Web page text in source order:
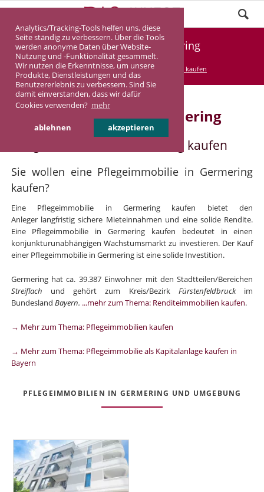
Analytics/Tracking-Tools helfen uns, diese
Seite ständig zu verbessern. Über die Tools
werden anonyme Daten über Website-
Nutzung und -Funktionalität gesammelt.
Wir nutzen die Erkenntnisse, um unsere
Produkte, Dienstleistungen und das
Benutzererlebnis zu verbessern. Sind Sie
damit einverstanden, dass wir dafür
Cookies verwenden? mehr
ablehnen akzeptieren
Pflegeimmobilie Germering
DASINVEST Service Pflegeimmobilie kaufen
Pflegeimmobilie in Germering
Pflegeimmobilie in Germering kaufen
Sie wollen eine Pflegeimmobilie in Germering
kaufen?
Eine Pflegeimmobilie in Germering kaufen bietet den
Anleger langfristig sichere Mieteinnahmen und eine solide Rendite.
Eine Pflegeimmobilie in Germering kaufen bedeutet in einen
konjunkturunabhängigen Wachstumsmarkt zu investieren. Der Kauf
einer Pflegeimmobilie in Germering ist eine solide Investition.
Germering hat ca. 39.387 Einwohner mit den Stadtteilen/Bereichen
Streiflach und gehört zum Kreis/BezirkFürstenfeldbruckim
Bundesland Bayern. ...mehr zum Thema: Renditeimmobilien kaufen.
→ Mehr zum Thema: Pflegeimmobilien kaufen
→ Mehr zum Thema: Pflegeimmobilie als Kapitalanlage kaufen in
Bayern
PFLEGEIMMOBILIEN IN GERMERING UND UMGEBUNG